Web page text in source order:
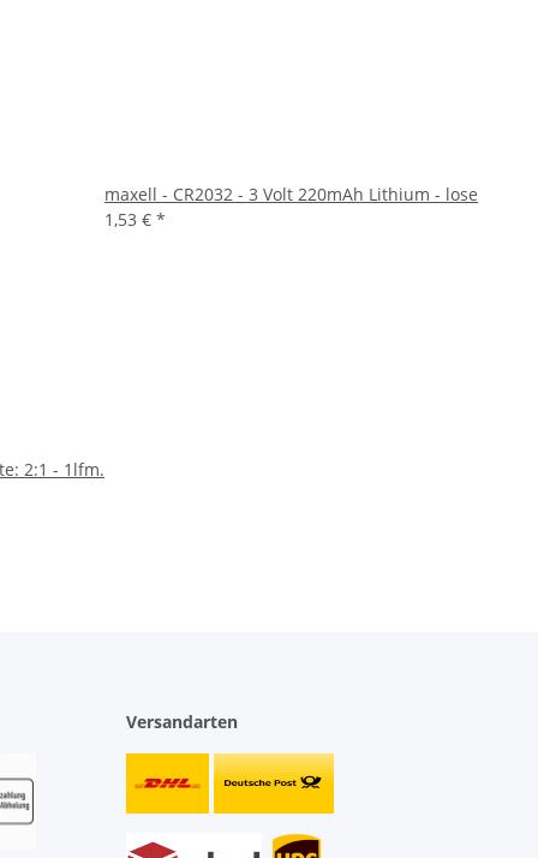
2:1 - 1lfm.
maxell - CR2032 - 3 Volt 220mAh Lithium - lose
1,53 € *
Versandarten